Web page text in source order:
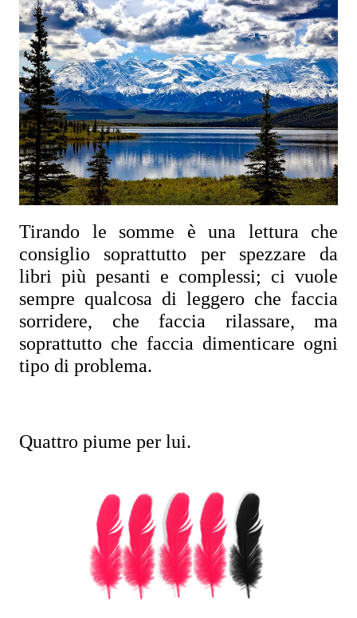
Tirando le somme è una lettura che
consiglio soprattutto per spezzare da
libri più pesanti e complessi; ci vuole
sempre qualcosa di leggero che faccia
sorridere, che faccia rilassare, ma
soprattutto che faccia dimenticare ogni
tipo di problema.
Quattro piume per lui.